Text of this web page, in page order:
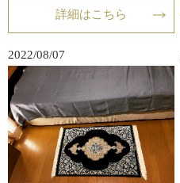
詳細はこちら
2022/08/07